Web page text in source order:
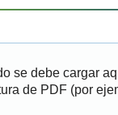
se debe cargar
de PDF (por